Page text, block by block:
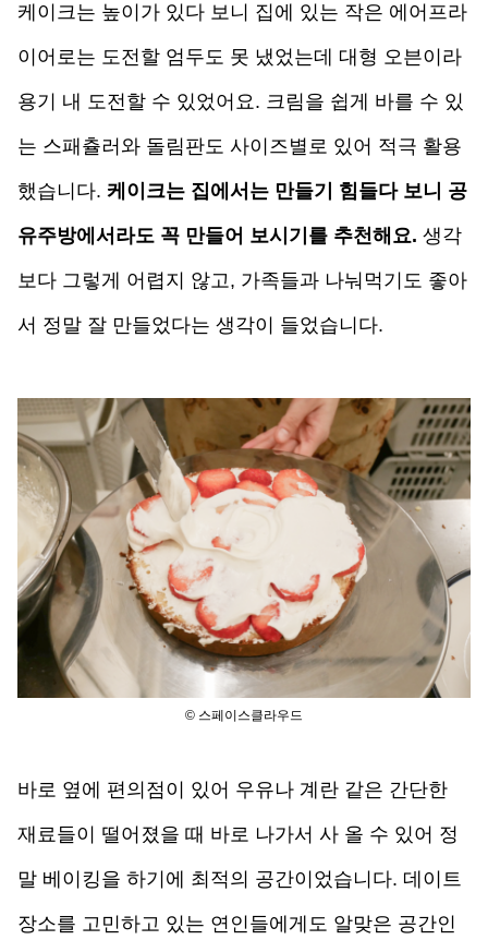
케이크는 높이가 있다 보니 집에 있는 작은 에어프라
이어로는 도전할 엄두도 못 냈었는데 대형 오븐이라
용기 내 도전할 수 있었어요. 크림을 쉽게 바를 수 있
는 스패츌러와 돌림판도 사이즈별로 있어 적극 활용
했습니다. 케이크는 집에서는 만들기 힘들다 보니 공
유주방에서라도 꼭 만들어 보시기를 추천해요. 생각
보다 그렇게 어렵지 않고, 가족들과 나눠먹기도 좋아
서 정말 잘 만들었다는 생각이 들었습니다.
© 스페이스클라우드
바로 옆에 편의점이 있어 우유나 계란 같은 간단한
재료들이 떨어졌을 때 바로 나가서 사 올 수 있어 정
말 베이킹을 하기에 최적의 공간이었습니다. 데이트
장소를 고민하고 있는 연인들에게도 알맞은 공간인